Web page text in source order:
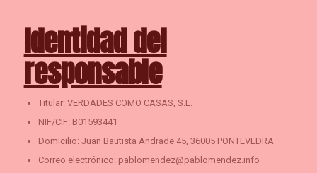
Identidad del
responsable
Titular: VERDADES COMO CASAS, S.L.
NIF/CIF: B01593441
Domicilio: Juan Bautista Andrade 45, 36005 PONTEVEDRA
Correo electrónico: pablomendez@pablomendez.info